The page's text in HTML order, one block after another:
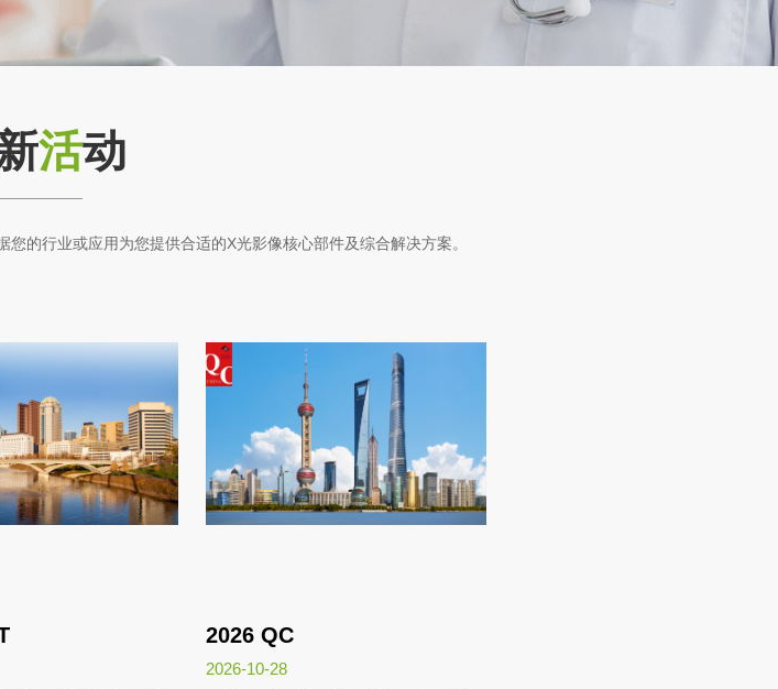
活动
的行业或应用为您提供合适的X光影像核心部件及综合解决方案。
2026 QC
2026-10-28